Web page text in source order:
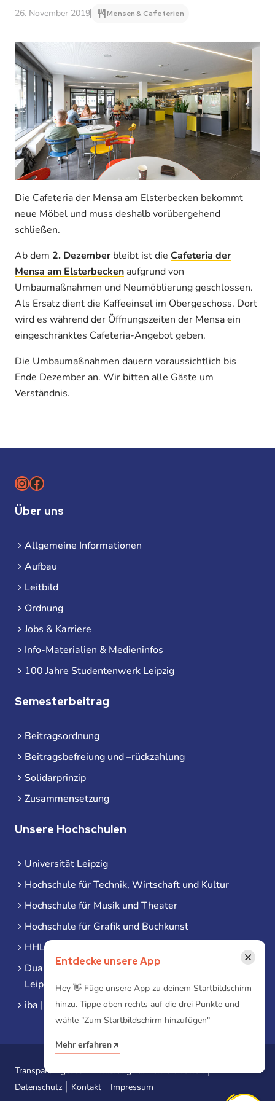
26. November 2019 Mensen & Cafeterien
Die Cafeteria der Mensa am Elsterbecken bekommt
neue Möbel und muss deshalb vorübergehend
schließen.
Ab dem 2. Dezember bleibt ist die Cafeteria der
Mensa am Elsterbecken aufgrund von
Umbaumaßnahmen und Neumöblierung geschlossen.
Als Ersatz dient die Kaffeeinsel im Obergeschoss. Dort
wird es während der Öffnungszeiten der Mensa ein
eingeschränktes Cafeteria-Angebot geben.
Die Umbaumaßnahmen dauern voraussichtlich bis
Ende Dezember an. Wir bitten alle Gäste um
Verständnis.
Instagram
Facebook
Über uns
Allgemeine Informationen
Aufbau
Leitbild
Ordnung
Jobs & Karriere
Info-Materialien & Medieninfos
100 Jahre Studentenwerk Leipzig
Semesterbeitrag
Beitragsordnung
Beitragsbefreiung und –rückzahlung
Solidarprinzip
Zusammensetzung
Unsere Hochschulen
Universität Leipzig
Hochschule für Technik, Wirtschaft und Kultur
Hochschule für Musik und Theater
Hochschule für Grafik und Buchkunst
HHL Leipzig
Duale Hochschule Sachsen (DHSN) am Standort
Leipzig
iba | Campus Leipzig
Transparenzgesetz
Erklärung zur Barrierefreiheit
Datenschutz
Kontakt Impressum
Entdecke unsere App ×
Hey 👋 Füge unsere App zu deinem Startbildschirm
hinzu. Tippe oben rechts auf die drei Punkte und
wähle "Zum Startbildschirm hinzufügen"
Mehr erfahren